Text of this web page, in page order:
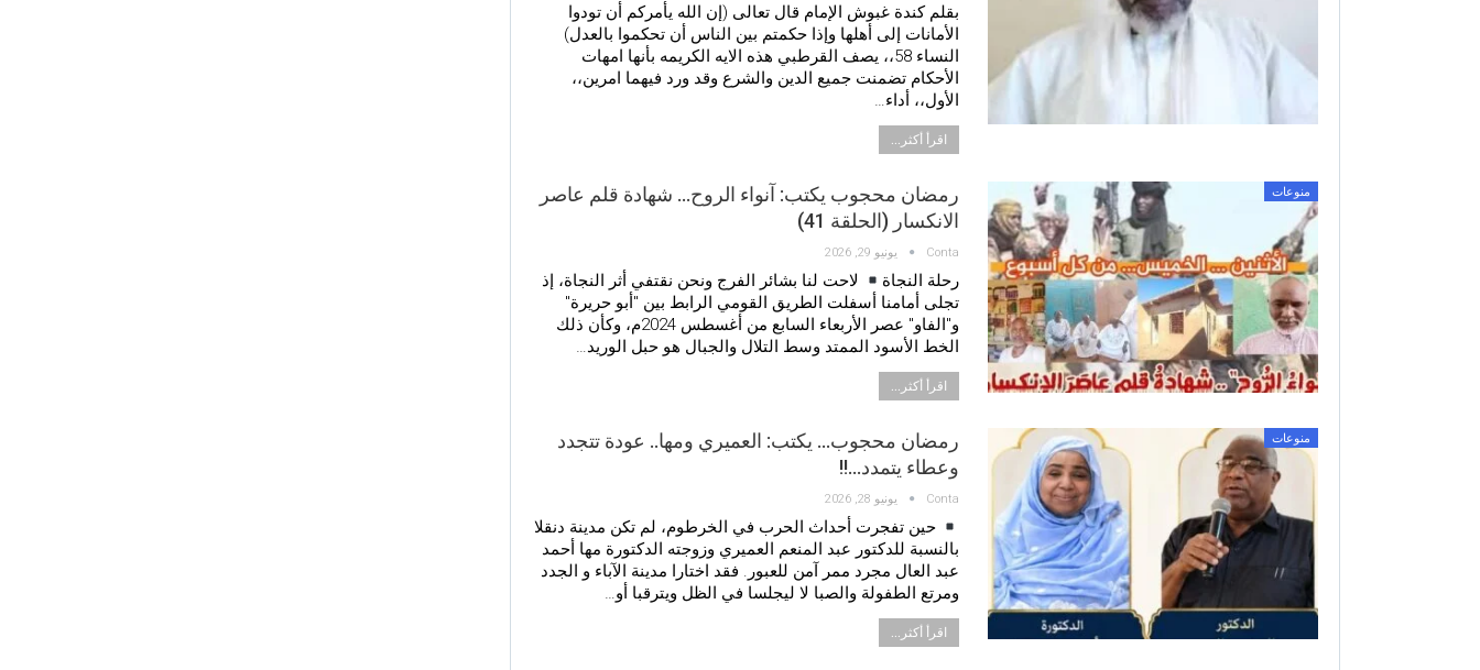
بقلم كندة غبوش الإمام قال تعالى (إن الله يأمركم أن تودوا
الأمانات إلى أهلها وإذا حكمتم بين الناس أن تحكموا بالعدل)
النساء 58،، يصف القرطبي هذه الايه الكريمه بأنها امهات
الأحكام تضمنت جميع الدين والشرع وقد ورد فيهما امرين،،
الأول،، أداء…
اقرأ أكثر...
منوعات
رمضان محجوب يكتب: ​آنواء الروح… شهادة قلم عاصر
الانكسار (الحلقة 41)
Conta يونيو 29, 2026
​رحلة النجاة ​
لاحت لنا بشائر الفرج ونحن نقتفي أثر النجاة، إذ
تجلى أمامنا أسفلت الطريق القومي الرابط بين "أبو حريرة"
و"الفاو" عصر الأربعاء السابع من أغسطس 2024م، وكأن ذلك
الخط الأسود الممتد وسط التلال والجبال هو حبل الوريد…
اقرأ أكثر...
منوعات
رمضان محجوب… يكتب: العميري ومها.. عودة تتجدد
وعطاء يتمدد…!!
Conta يونيو 28, 2026
حين تفجرت أحداث الحرب في الخرطوم، لم تكن مدينة دنقلا
بالنسبة للدكتور عبد المنعم العميري وزوجته الدكتورة مها أحمد
عبد العال مجرد ممر آمن للعبور. فقد اختارا مدينة الآباء و الجدد
ومرتع الطفولة والصبا لا ليجلسا في الظل ويترقبا أو…
اقرأ أكثر...